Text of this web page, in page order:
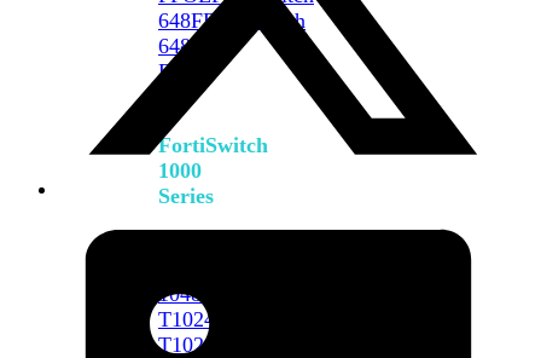
648FFortiSwitch
648F-
FPOE
FortiSwitch
1000
Series
1048E
T1024E
T1024F-